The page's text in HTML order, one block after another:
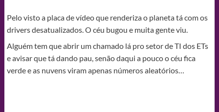
Pelo visto a placa de vídeo que renderiza o planeta tá com os
drivers desatualizados. O céu bugou e muita gente viu.
Alguém tem que abrir um chamado lá pro setor de TI dos ETs
e avisar que tá dando pau, senão daqui a pouco o céu fica
verde e as nuvens viram apenas números aleatórios…